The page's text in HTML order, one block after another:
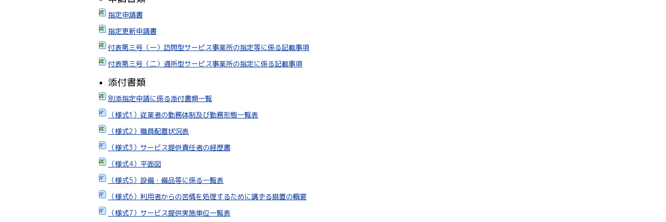
指定申請書
指定更新申請書
付表第三号（一）訪問型サービス事業所の指定等に係る記載事項
付表第三号（二）通所型サービス事業所の指定に係る記載事項
添付書類
別添指定申請に係る添付書類一覧
（様式1）従業者の勤務体制及び勤務形態一覧表
（様式2）職員配置状況表
（様式3）サービス提供責任者の経歴書
（様式4）平面図
（様式5）設備・備品等に係る一覧表
（様式6）利用者からの苦情を処理するために講ずる措置の概要
（様式7）サービス提供実施単位一覧表